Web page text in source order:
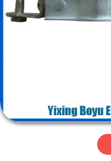
PRODOTTI
GIRO